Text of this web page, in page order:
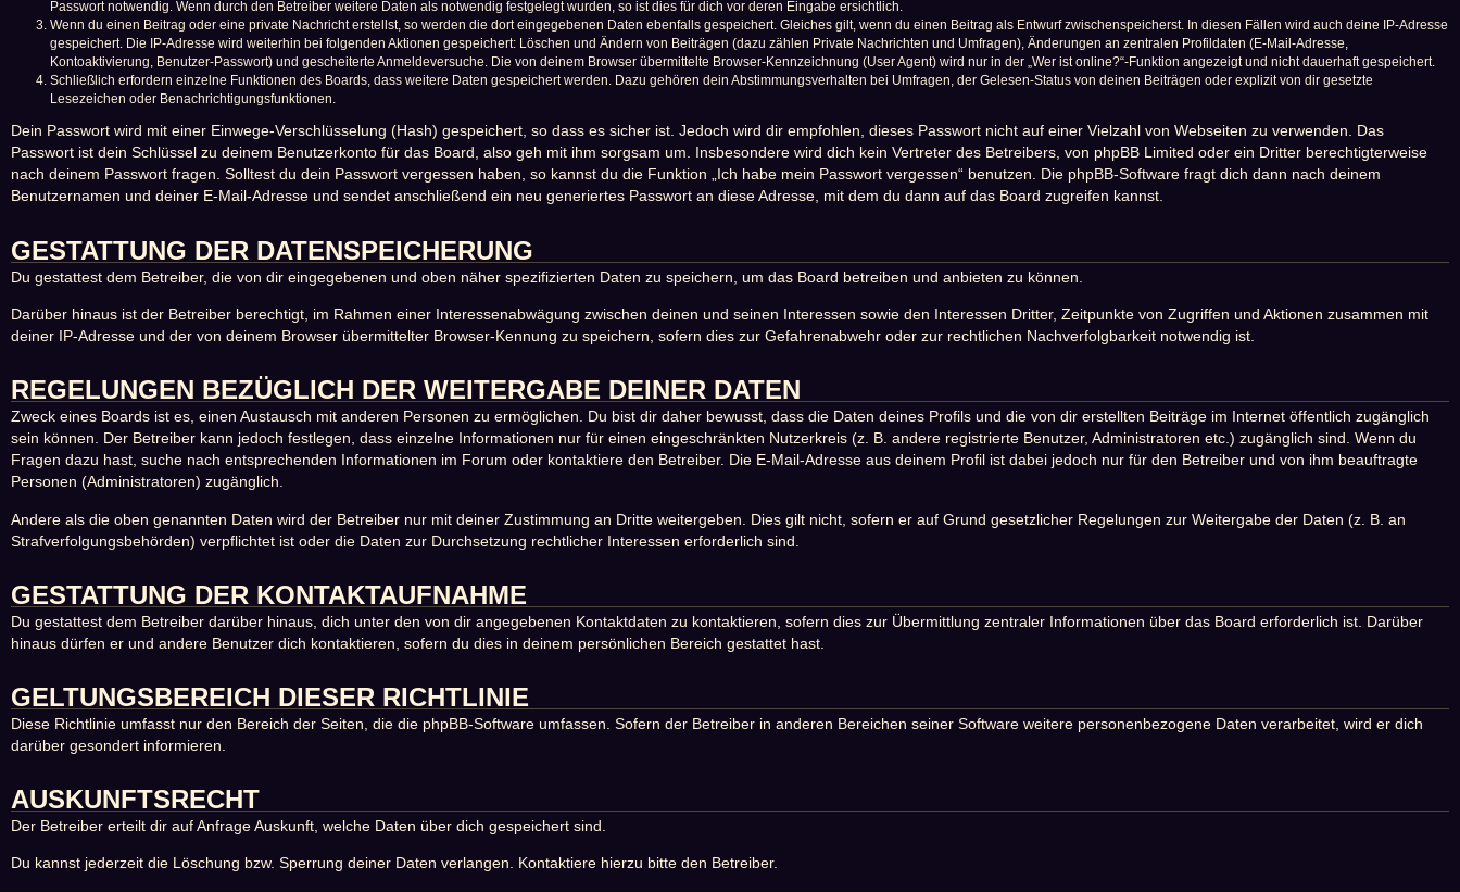
Passwort notwendig. Wenn durch den Betreiber weitere Daten als notwendig festgelegt wurden, so ist dies für dich vor deren Eingabe ersichtlich.
Wenn du einen Beitrag oder eine private Nachricht erstellst, so werden die dort eingegebenen Daten ebenfalls gespeichert. Gleiches gilt, wenn du einen Beitrag als Entwurf zwischenspeicherst. In diesen Fällen wird auch deine IP-Adresse
gespeichert. Die IP-Adresse wird weiterhin bei folgenden Aktionen gespeichert: Löschen und Ändern von Beiträgen (dazu zählen Private Nachrichten und Umfragen), Änderungen an zentralen Profildaten (E-Mail-Adresse,
Kontoaktivierung, Benutzer-Passwort) und gescheiterte Anmeldeversuche. Die von deinem Browser übermittelte Browser-Kennzeichnung (User Agent) wird nur in der „Wer ist online?“-Funktion angezeigt und nicht dauerhaft gespeichert.
Schließlich erfordern einzelne Funktionen des Boards, dass weitere Daten gespeichert werden. Dazu gehören dein Abstimmungsverhalten bei Umfragen, der Gelesen-Status von deinen Beiträgen oder explizit von dir gesetzte
Lesezeichen oder Benachrichtigungsfunktionen.
Dein Passwort wird mit einer Einwege-Verschlüsselung (Hash) gespeichert, so dass es sicher ist. Jedoch wird dir empfohlen, dieses Passwort nicht auf einer Vielzahl von Webseiten zu verwenden. Das
Passwort ist dein Schlüssel zu deinem Benutzerkonto für das Board, also geh mit ihm sorgsam um. Insbesondere wird dich kein Vertreter des Betreibers, von phpBB Limited oder ein Dritter berechtigterweise
nach deinem Passwort fragen. Solltest du dein Passwort vergessen haben, so kannst du die Funktion „Ich habe mein Passwort vergessen“ benutzen. Die phpBB-Software fragt dich dann nach deinem
Benutzernamen und deiner E-Mail-Adresse und sendet anschließend ein neu generiertes Passwort an diese Adresse, mit dem du dann auf das Board zugreifen kannst.
GESTATTUNG DER DATENSPEICHERUNG
Du gestattest dem Betreiber, die von dir eingegebenen und oben näher spezifizierten Daten zu speichern, um das Board betreiben und anbieten zu können.
Darüber hinaus ist der Betreiber berechtigt, im Rahmen einer Interessenabwägung zwischen deinen und seinen Interessen sowie den Interessen Dritter, Zeitpunkte von Zugriffen und Aktionen zusammen mit
deiner IP-Adresse und der von deinem Browser übermittelter Browser-Kennung zu speichern, sofern dies zur Gefahrenabwehr oder zur rechtlichen Nachverfolgbarkeit notwendig ist.
REGELUNGEN BEZÜGLICH DER WEITERGABE DEINER DATEN
Zweck eines Boards ist es, einen Austausch mit anderen Personen zu ermöglichen. Du bist dir daher bewusst, dass die Daten deines Profils und die von dir erstellten Beiträge im Internet öffentlich zugänglich
sein können. Der Betreiber kann jedoch festlegen, dass einzelne Informationen nur für einen eingeschränkten Nutzerkreis (z. B. andere registrierte Benutzer, Administratoren etc.) zugänglich sind. Wenn du
Fragen dazu hast, suche nach entsprechenden Informationen im Forum oder kontaktiere den Betreiber. Die E-Mail-Adresse aus deinem Profil ist dabei jedoch nur für den Betreiber und von ihm beauftragte
Personen (Administratoren) zugänglich.
Andere als die oben genannten Daten wird der Betreiber nur mit deiner Zustimmung an Dritte weitergeben. Dies gilt nicht, sofern er auf Grund gesetzlicher Regelungen zur Weitergabe der Daten (z. B. an
Strafverfolgungsbehörden) verpflichtet ist oder die Daten zur Durchsetzung rechtlicher Interessen erforderlich sind.
GESTATTUNG DER KONTAKTAUFNAHME
Du gestattest dem Betreiber darüber hinaus, dich unter den von dir angegebenen Kontaktdaten zu kontaktieren, sofern dies zur Übermittlung zentraler Informationen über das Board erforderlich ist. Darüber
hinaus dürfen er und andere Benutzer dich kontaktieren, sofern du dies in deinem persönlichen Bereich gestattet hast.
GELTUNGSBEREICH DIESER RICHTLINIE
Diese Richtlinie umfasst nur den Bereich der Seiten, die die phpBB-Software umfassen. Sofern der Betreiber in anderen Bereichen seiner Software weitere personenbezogene Daten verarbeitet, wird er dich
darüber gesondert informieren.
AUSKUNFTSRECHT
Der Betreiber erteilt dir auf Anfrage Auskunft, welche Daten über dich gespeichert sind.
Du kannst jederzeit die Löschung bzw. Sperrung deiner Daten verlangen. Kontaktiere hierzu bitte den Betreiber.